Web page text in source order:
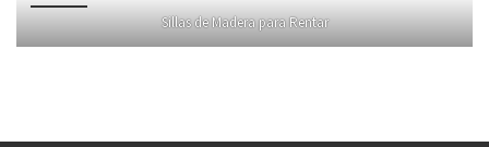
Sillas de Madera para Rentar